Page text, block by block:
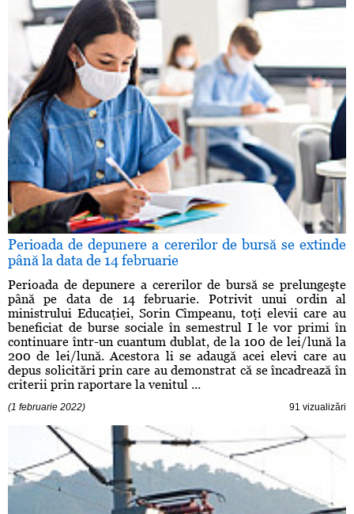
Perioada de depunere a cererilor de bursă se extinde
până la data de 14 februarie
Perioada de depunere a cererilor de bursă se prelungeşte
până pe data de 14 februarie. Potrivit unui ordin al
ministrului Educaţiei, Sorin Cîmpeanu, toţi elevii care au
beneficiat de burse sociale în semestrul I le vor primi în
continuare într-un cuantum dublat, de la 100 de lei/lună la
200 de lei/lună. Acestora li se adaugă acei elevi care au
depus solicitări prin care au demonstrat că se încadrează în
criterii prin raportare la venitul ...
(1 februarie 2022) 91 vizualizări